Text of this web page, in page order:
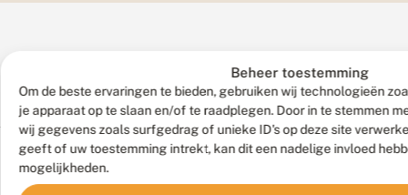
Beheer toestemming
Om de beste ervaringen te bieden, gebruiken wij technologieën
je apparaat op te slaan en/of te raadplegen. Door in te stemmen
wij gegevens zoals surfgedrag of unieke ID's op deze site
geeft of uw toestemming intrekt, kan dit een nadelige invloed
mogelijkheden.
Verspreiding
Zeldzaamheid